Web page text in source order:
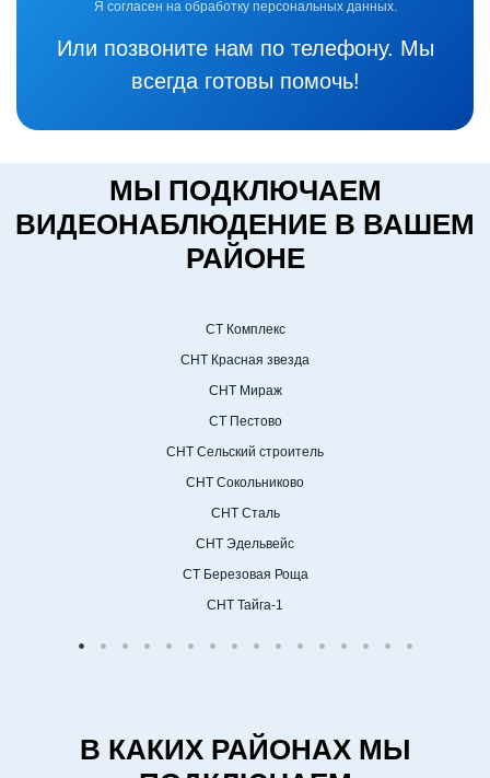
Я согласен на обработку персональных данных.
Или позвоните нам по телефону. Мы
всегда готовы помочь!
МЫ ПОДКЛЮЧАЕМ
ВИДЕОНАБЛЮДЕНИЕ В ВАШЕМ
РАЙОНЕ
СТ Комплекс
СНТ Красная звезда
СНТ Мираж
СТ Пестово
СНТ Сельский строитель
СНТ Сокольниково
СНТ Сталь
СНТ Эдельвейс
СТ Березовая Роща
СНТ Тайга-1
В КАКИХ РАЙОНАХ МЫ